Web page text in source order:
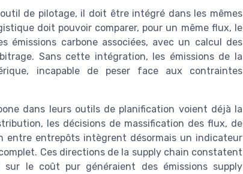
de pilotage, il doit être intégré dans les mêmes
doit pouvoir comparer, pour un même flux, le
carbone associées, avec un calcul des
Sans cette intégration, les émissions de la
incapable de peser face aux contraintes
dans leurs outils de planification voient déjà la
les décisions de massification des flux, de
entrepôts intègrent désormais un indicateur
Ces directions de la supply chain constatent
sur le coût pur généraient des émissions supply